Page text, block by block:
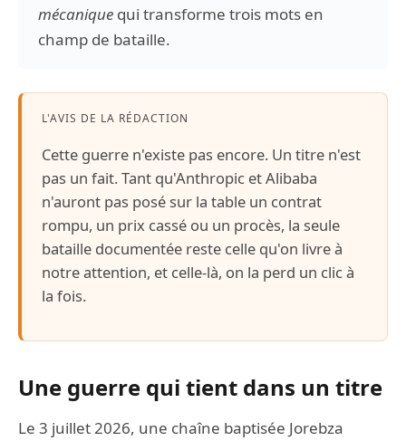
mécanique qui transforme trois mots en
champ de bataille.
L'AVIS DE LA RÉDACTION
Cette guerre n'existe pas encore. Un titre n'est
pas un fait. Tant qu'Anthropic et Alibaba
n'auront pas posé sur la table un contrat
rompu, un prix cassé ou un procès, la seule
bataille documentée reste celle qu'on livre à
notre attention, et celle-là, on la perd un clic à
la fois.
Une guerre qui tient dans un titre
Le 3 juillet 2026, une chaîne baptisée Jorebza